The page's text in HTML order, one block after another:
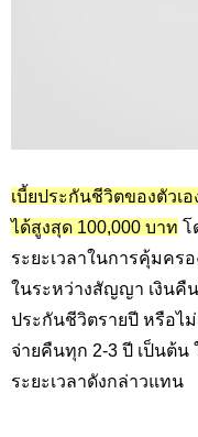
เบี้ยประกันชีวิตของตัวเ
ได้สูงสุด 100,000 บาท โ
ระยะเวลาในการคุ้มคร
ในระหว่างสัญญา เงินคื
ประกันชีวิตรายปี หรือไม่
จ่ายคืนทุก 2-3 ปี เป็นต้น
ระยะเวลาดังกล่าวแทน